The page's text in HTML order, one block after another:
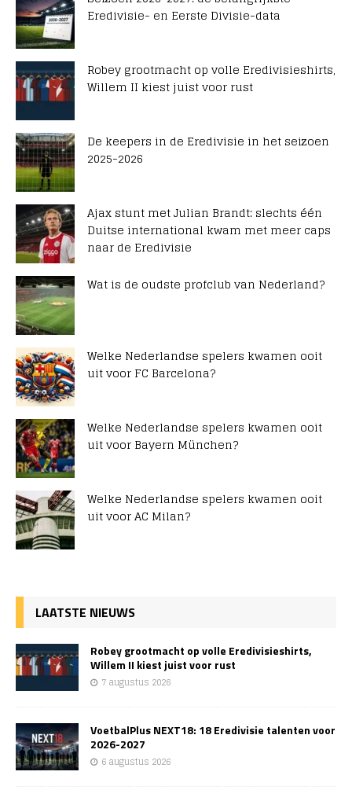
Eredivisie- en Eerste Divisie-data
Robey grootmacht op volle Eredivisieshirts,
Willem II kiest juist voor rust
De keepers in de Eredivisie in het seizoen
2025-2026
Ajax stunt met Julian Brandt: slechts één
Duitse international kwam met meer caps
naar de Eredivisie
Wat is de oudste profclub van Nederland?
Welke Nederlandse spelers kwamen ooit
uit voor FC Barcelona?
Welke Nederlandse spelers kwamen ooit
uit voor Bayern München?
Welke Nederlandse spelers kwamen ooit
uit voor AC Milan?
LAATSTE NIEUWS
Robey grootmacht op volle Eredivisieshirts,
Willem II kiest juist voor rust
7 augustus 2026
VoetbalPlus NEXT18: 18 Eredivisie talenten voor
2026-2027
6 augustus 2026